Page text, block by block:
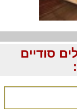
סודיים